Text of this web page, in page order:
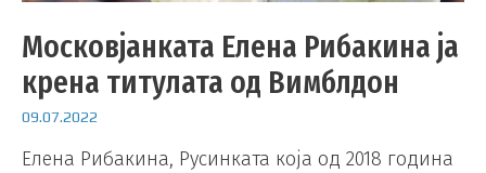
Московјанката Елена Рибакина ја
крена титулата од Вимблдон
09.07.2022
Елена Рибакина, Русинката која од 2018 година